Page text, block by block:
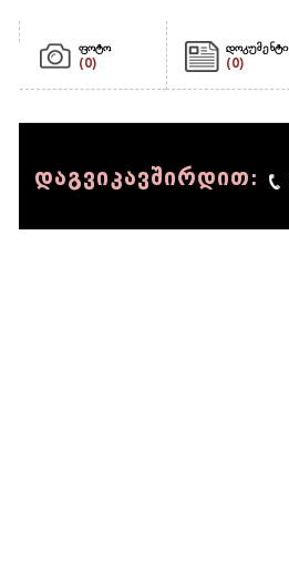
ფოტო
(0)
დოკუმენტი
(0)
დაგვიკავშირდით: